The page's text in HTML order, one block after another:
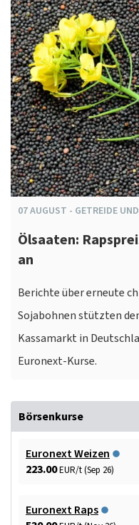
07AUGUST - GETREIDE
Ölsaaten:
an
Berichte über erneute
Sojabohnen stützten
Kassamarkt in
Euronext-Kurse.
Börsenkurse
Euronext Weizen
223.00EUR/t (Sep 26)
Euronext Raps